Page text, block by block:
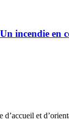
incendie en
d’accueil et